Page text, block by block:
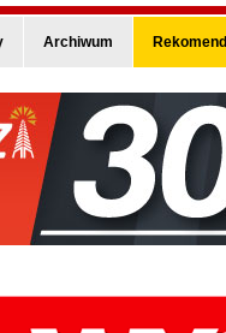
Archiwum